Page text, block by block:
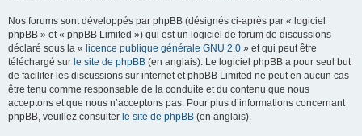
Nos forums sont développés par phpBB (désignés ci-après par « logiciel
phpBB » et « phpBB Limited ») qui est un logiciel de forum de discussions
déclaré sous la « licence publique générale GNU 2.0 » et qui peut être
téléchargé sur le site de phpBB (en anglais). Le logiciel phpBB a pour seul but
de faciliter les discussions sur internet et phpBB Limited ne peut en aucun cas
être tenu comme responsable de la conduite et du contenu que nous
acceptons et que nous n’acceptons pas. Pour plus d’informations concernant
phpBB, veuillez consulter le site de phpBB (en anglais).